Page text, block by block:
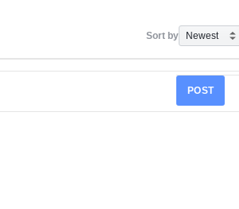
Sort by
POST